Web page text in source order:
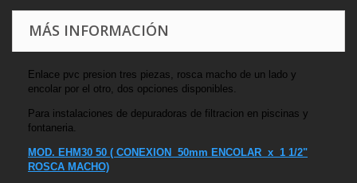
MÁS INFORMACIÓN
Enlace pvc presion tres piezas, rosca macho de un lado y
encolar por el otro, dos opciones disponibles.
Para instalaciones de depuradoras de filtracion en piscinas y
fontaneria.
MOD. EHM30 50 ( CONEXION 50mm ENCOLAR x 1 1/2"
ROSCA MACHO)